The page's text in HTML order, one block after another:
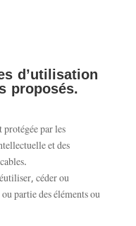
d’utilisation
proposés.
par les
et des
céder ou
partie des éléments ou